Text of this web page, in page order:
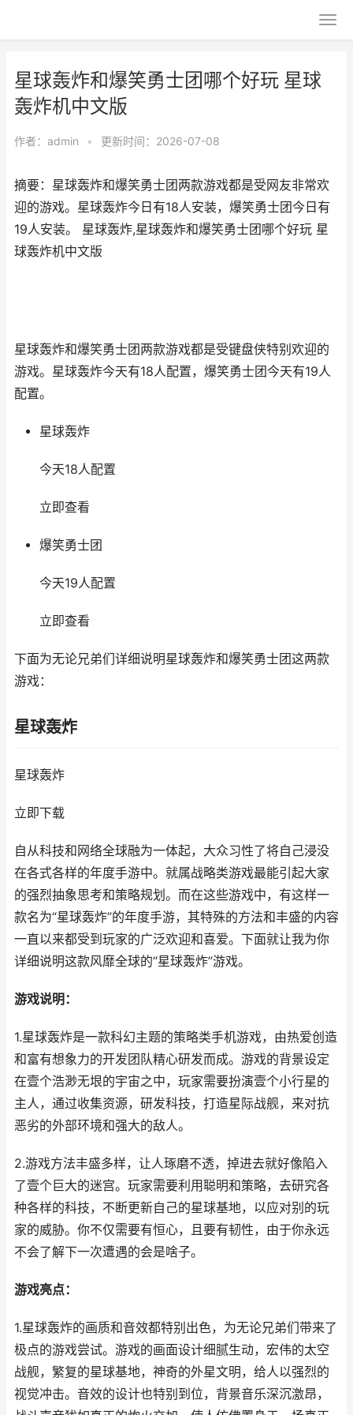
星球轰炸和爆笑勇士团哪个好玩 星球
轰炸机中文版
作者： admin • 更新时间：2026-07-08
摘要：星球轰炸和爆笑勇士团两款游戏都是受网友非常欢
迎的游戏。星球轰炸今日有18人安装，爆笑勇士团今日有
19人安装。 星球轰炸,星球轰炸和爆笑勇士团哪个好玩 星
球轰炸机中文版
星球轰炸和爆笑勇士团两款游戏都是受键盘侠特别欢迎的
游戏。星球轰炸今天有18人配置，爆笑勇士团今天有19人
配置。
星球轰炸
今天18人配置
立即查看
爆笑勇士团
今天19人配置
立即查看
下面为无论兄弟们详细说明星球轰炸和爆笑勇士团这两款
游戏：
星球轰炸
星球轰炸
立即下载
自从科技和网络全球融为一体起，大众习性了将自己浸没
在各式各样的年度手游中。就属战略类游戏最能引起大家
的强烈抽象思考和策略规划。而在这些游戏中，有这样一
款名为“星球轰炸”的年度手游，其特殊的方法和丰盛的内容
一直以来都受到玩家的广泛欢迎和喜爱。下面就让我为你
详细说明这款风靡全球的“星球轰炸”游戏。
游戏说明：
1.星球轰炸是一款科幻主题的策略类手机游戏，由热爱创造
和富有想象力的开发团队精心研发而成。游戏的背景设定
在壹个浩渺无垠的宇宙之中，玩家需要扮演壹个小行星的
主人，通过收集资源，研发科技，打造星际战舰，来对抗
恶劣的外部环境和强大的敌人。
2.游戏方法丰盛多样，让人琢磨不透，掉进去就好像陷入
了壹个巨大的迷宫。玩家需要利用聪明和策略，去研究各
种各样的科技，不断更新自己的星球基地，以应对别的玩
家的威胁。你不仅需要有恒心，且要有韧性，由于你永远
不会了解下一次遭遇的会是啥子。
游戏亮点：
1.星球轰炸的画质和音效都特别出色，为无论兄弟们带来了
极点的游戏尝试。游戏的画面设计细腻生动，宏伟的太空
战舰，繁复的星球基地，神奇的外星文明，给人以强烈的
视觉冲击。音效的设计也特别到位，背景音乐深沉激昂，